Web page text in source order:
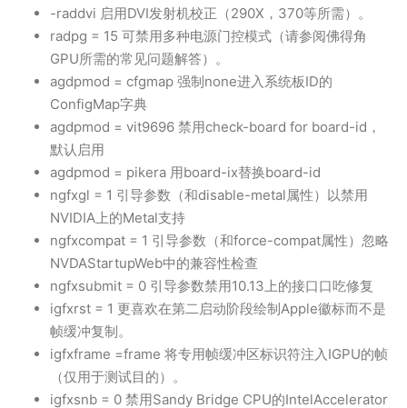
-raddvi 启用DVI发射机校正（290X，370等所需）。
radpg = 15 可禁用多种电源门控模式（请参阅佛得角
GPU所需的常见问题解答）。
agdpmod = cfgmap 强制none进入系统板ID的
ConfigMap字典
agdpmod = vit9696 禁用check-board for board-id，
默认启用
agdpmod = pikera 用board-ix替换board-id
ngfxgl = 1 引导参数（和disable-metal属性）以禁用
NVIDIA上的Metal支持
ngfxcompat = 1 引导参数（和force-compat属性）忽略
NVDAStartupWeb中的兼容性检查
ngfxsubmit = 0 引导参数禁用10.13上的接口口吃修复
igfxrst = 1 更喜欢在第二启动阶段绘制Apple徽标而不是
帧缓冲复制。
igfxframe =frame 将专用帧缓冲区标识符注入IGPU的帧
（仅用于测试目的）。
igfxsnb = 0 禁用Sandy Bridge CPU的IntelAccelerator